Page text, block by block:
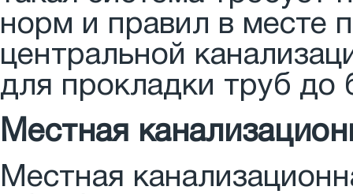
норм и правил в месте
центральной
для прокладки труб до
Местная
Местная